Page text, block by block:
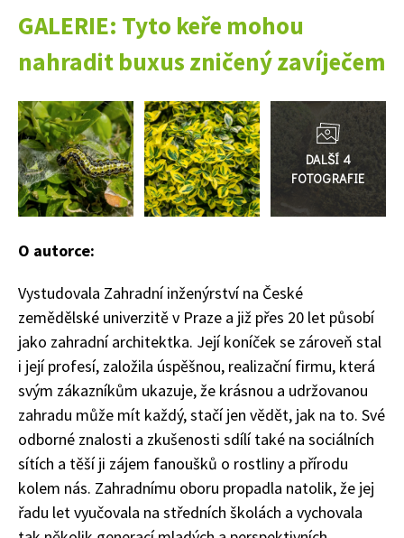
74 Kč
Objednat >
GALERIE: Tyto keře mohou
nahradit buxus zničený zavíječem
do
galerie
O autorce:
Vystudovala Zahradní inženýrství na České
zemědělské univerzitě v Praze a již přes 20 let působí
jako zahradní architektka. Její koníček se zároveň stal
i její profesí, založila úspěšnou, realizační firmu, která
svým zákazníkům ukazuje, že krásnou a udržovanou
zahradu může mít každý, stačí jen vědět, jak na to. Své
odborné znalosti a zkušenosti sdílí také na sociálních
sítích a těší ji zájem fanoušků o rostliny a přírodu
kolem nás. Zahradnímu oboru propadla natolik, že jej
řadu let vyučovala na středních školách a vychovala